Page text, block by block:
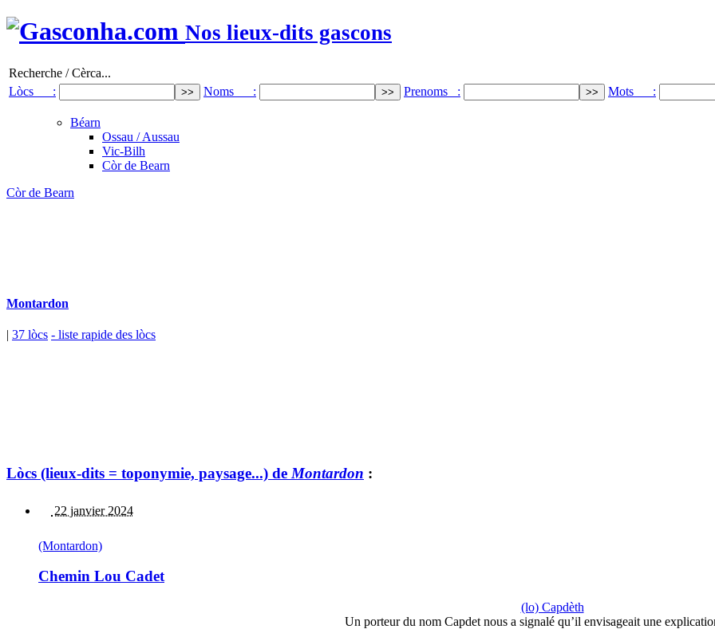
Nos lieux-dits gascons
Recherche / Cèrca...
Lòcs :
Noms : Prenoms : Mots :
Béarn
Ossau / Aussau
Vic-Bilh
Còr de Bearn
Còr de Bearn
Montardon
| 37 lòcs - liste rapide des lòcs
Lòcs (lieux-dits = toponymie, paysage...) de Montardon :
22 janvier 2024
(Montardon)
Chemin Lou Cadet
(lo) Capdèth
Un porteur du nom Capdet nous a signalé qu’il envisageait une